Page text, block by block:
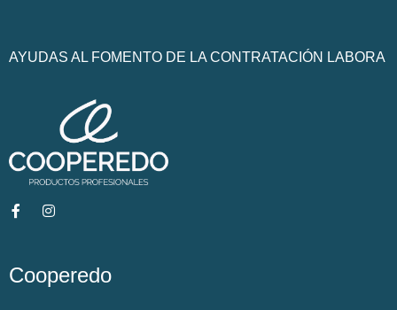
AYUDAS AL FOMENTO DE LA CONTRATACIÓN LABORA
Cooperedo